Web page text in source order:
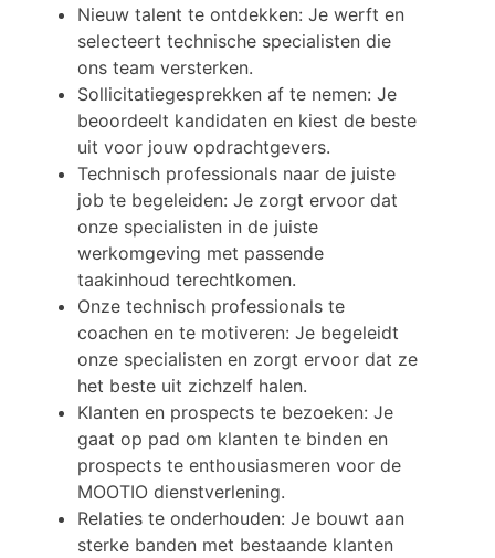
Nieuw talent te ontdekken: Je werft en
selecteert technische specialisten die
ons team versterken.
Sollicitatiegesprekken af te nemen: Je
beoordeelt kandidaten en kiest de beste
uit voor jouw opdrachtgevers.
Technisch professionals naar de juiste
job te begeleiden: Je zorgt ervoor dat
onze specialisten in de juiste
werkomgeving met passende
taakinhoud terechtkomen.
Onze technisch professionals te
coachen en te motiveren: Je begeleidt
onze specialisten en zorgt ervoor dat ze
het beste uit zichzelf halen.
Klanten en prospects te bezoeken: Je
gaat op pad om klanten te binden en
prospects te enthousiasmeren voor de
MOOTIO dienstverlening.
Relaties te onderhouden: Je bouwt aan
sterke banden met bestaande klanten